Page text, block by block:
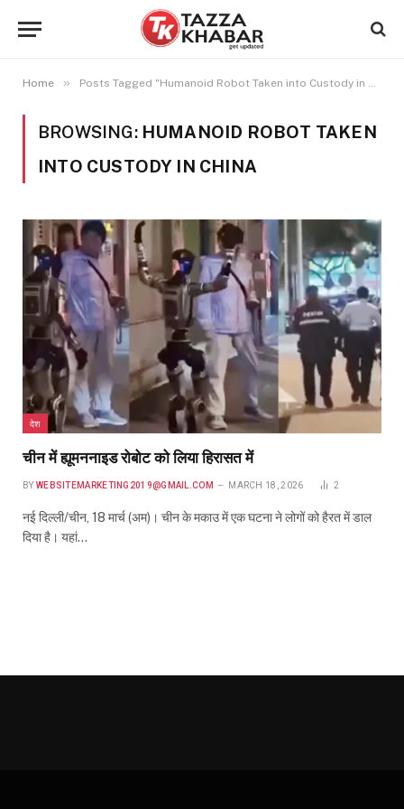
Home » Posts Tagged "Humanoid Robot Taken into Custody in China"
BROWSING: HUMANOID ROBOT TAKEN
INTO CUSTODY IN CHINA
देश
चीन में ह्यूमननाइड रोबोट को लिया हिरासत में
BY WEBSITEMARKETING2019@GMAIL.COM MARCH 18, 2026 2
नई दिल्ली/चीन, 18 मार्च (अम)। चीन के मकाउ में एक घटना ने लोगों को हैरत में डाल
दिया है। यहां…